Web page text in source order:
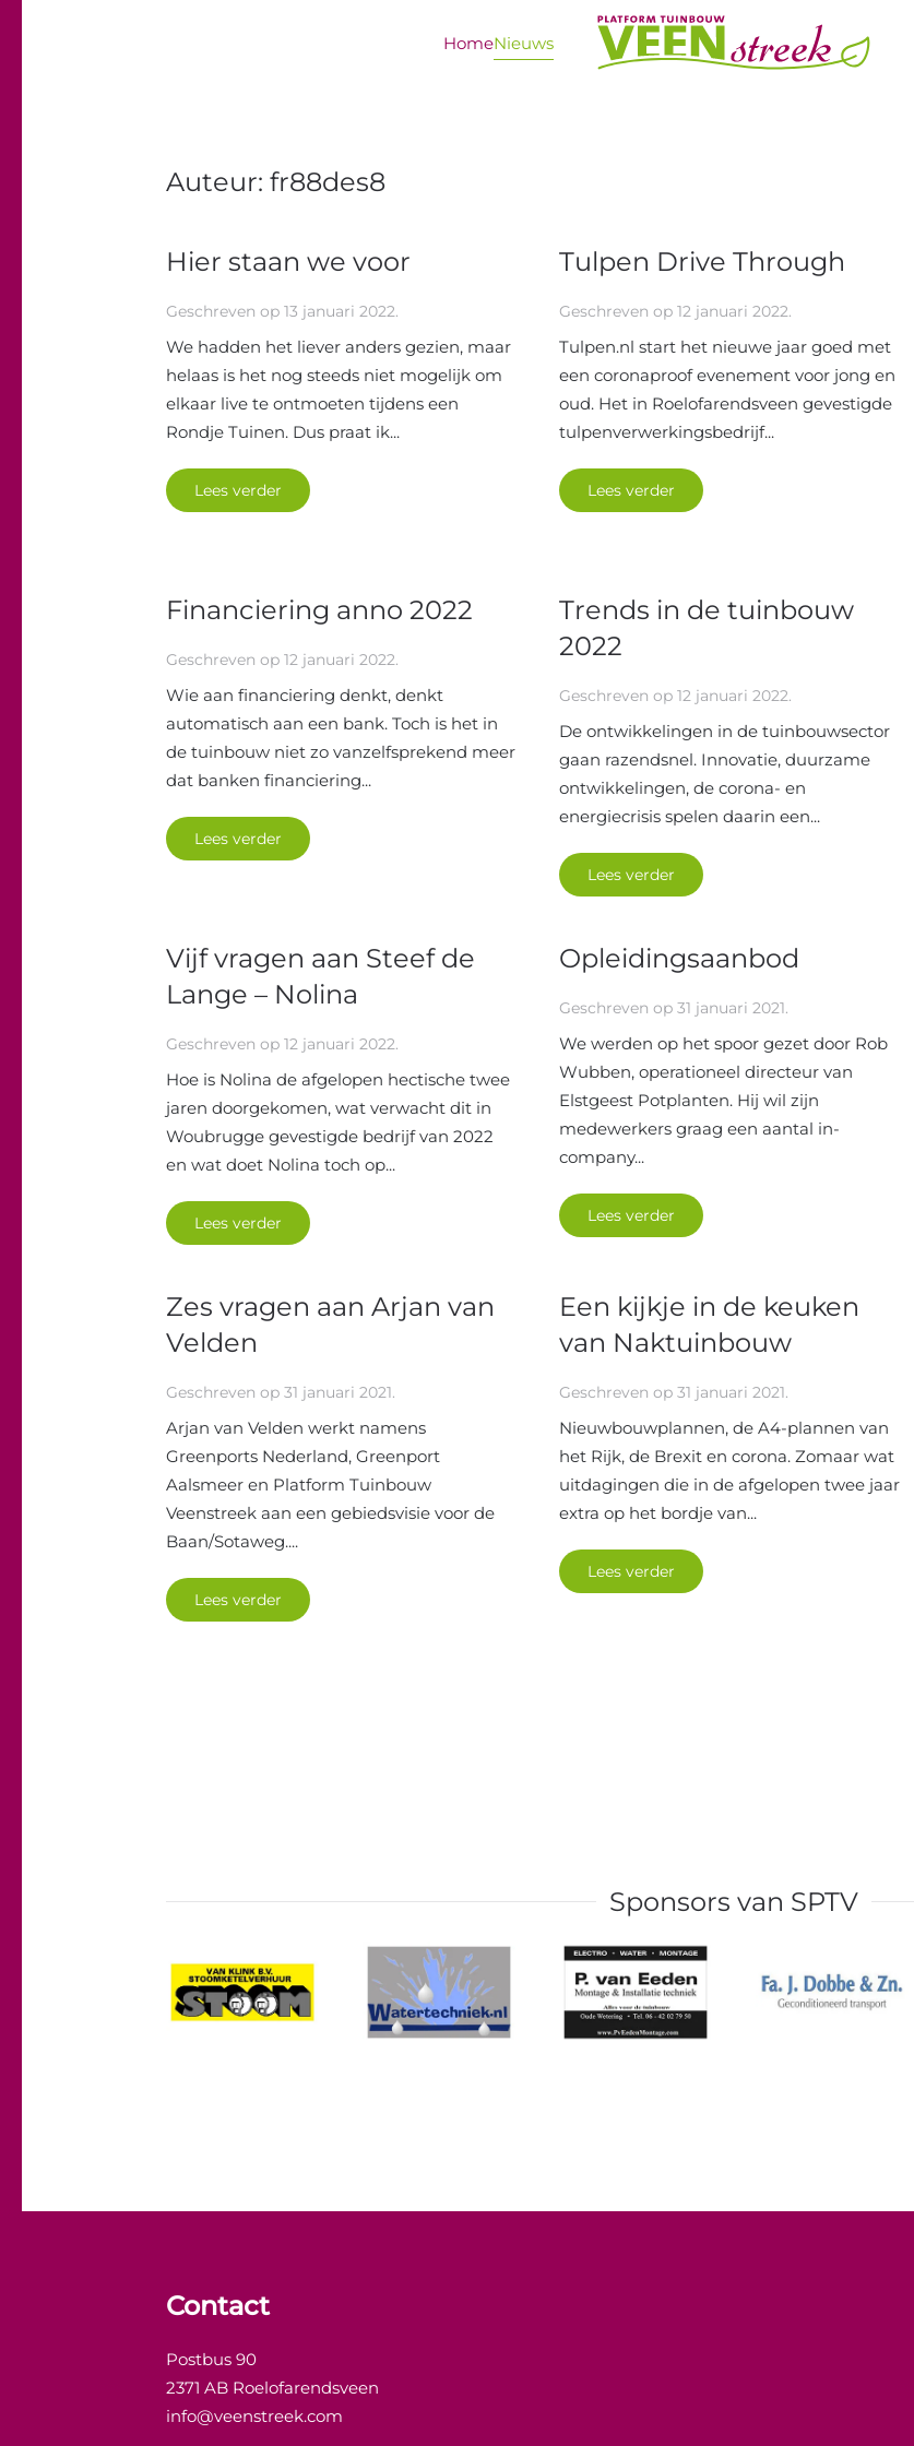
HomeNieuws
Auteur: fr88des8
Hier staan we voor
Geschreven op 13 januari 2022.
We hadden het liever anders gezien, maar
helaas is het nog steeds niet mogelijk om
elkaar live te ontmoeten tijdens een
Rondje Tuinen. Dus praat ik...
Lees verder
Tulpen Drive Through
Geschreven op 12 januari 2022.
Tulpen.nl start het nieuwe jaar goed met
een coronaproof evenement voor jong en
oud. Het in Roelofarendsveen gevestigde
tulpenverwerkingsbedrijf...
Lees verder
Financiering anno 2022
Geschreven op 12 januari 2022.
Wie aan financiering denkt, denkt
automatisch aan een bank. Toch is het in
de tuinbouw niet zo vanzelfsprekend meer
dat banken financiering...
Lees verder
Trends in de tuinbouw
2022
Geschreven op 12 januari 2022.
De ontwikkelingen in de tuinbouwsector
gaan razendsnel. Innovatie, duurzame
ontwikkelingen, de corona- en
energiecrisis spelen daarin een...
Lees verder
Vijf vragen aan Steef de
Lange – Nolina
Geschreven op 12 januari 2022.
Hoe is Nolina de afgelopen hectische twee
jaren doorgekomen, wat verwacht dit in
Woubrugge gevestigde bedrijf van 2022
en wat doet Nolina toch op...
Lees verder
Opleidingsaanbod
Geschreven op 31 januari 2021.
We werden op het spoor gezet door Rob
Wubben, operationeel directeur van
Elstgeest Potplanten. Hij wil zijn
medewerkers graag een aantal in-
company...
Lees verder
Zes vragen aan Arjan van
Velden
Geschreven op 31 januari 2021.
Arjan van Velden werkt namens
Greenports Nederland, Greenport
Aalsmeer en Platform Tuinbouw
Veenstreek aan een gebiedsvisie voor de
Baan/Sotaweg....
Lees verder
Een kijkje in de keuken
van Naktuinbouw
Geschreven op 31 januari 2021.
Nieuwbouwplannen, de A4-plannen van
het Rijk, de Brexit en corona. Zomaar wat
uitdagingen die in de afgelopen twee jaar
extra op het bordje van...
Lees verder
Sponsors van SPTV
Contact
Postbus 90
2371 AB Roelofarendsveen
info@veenstreek.com